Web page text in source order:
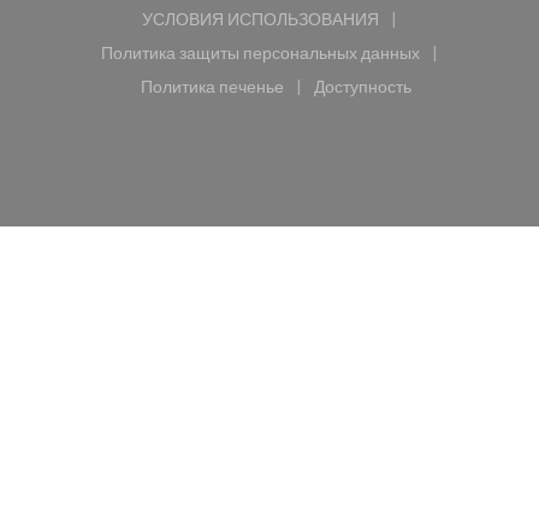
УСЛОВИЯ ИСПОЛЬЗОВАНИЯ
((открывается в новом окне))
Политика защиты персональных данных
((открывается в новом окне))
Политика печенье
((открывается в новом окне))
Доступность